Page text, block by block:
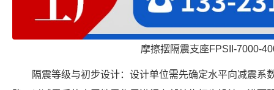
摩擦摆隔震支座FPSII-7000-
隔震等级与初步设计：设计单位需先确定水平向减震系